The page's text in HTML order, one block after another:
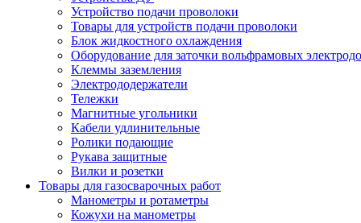
Устройство подачи проволоки
Товары для устройств подачи проволоки
Блок жидкостного охлаждения
Оборудование для заточки вольфрамовых
Клеммы заземления
Электрододержатели
Тележки
Магнитные угольники
Кабели удлинительные
Ролики подающие
Рукава защитные
Вилки и розетки
Товары для газосварочных работ
Манометры и ротаметры
Кожухи на манометры